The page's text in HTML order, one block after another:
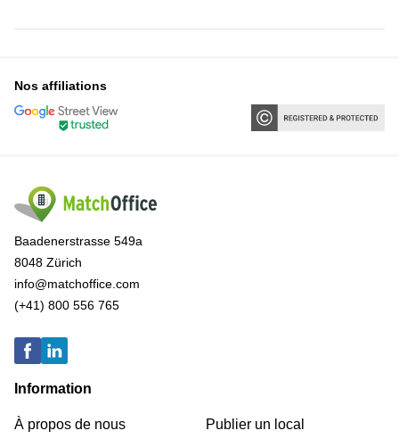
Nos affiliations
Baadenerstrasse 549a
8048 Zürich
info@matchoffice.com
(+41) 800 556 765
Information
À propos de nous
Publier un local